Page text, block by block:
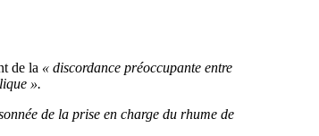
de la « discordance préoccupante entre
».
de la prise en charge du rhume de